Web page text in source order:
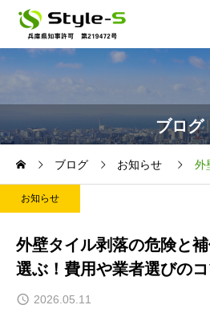
ブログ
ブログ お知らせ 外
お知らせ
外壁タイル剥落の危険と
選ぶ！費用や業者選びの
2026.05.11